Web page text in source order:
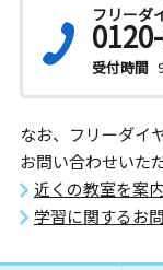
フリーダ
受付時間
なお、フリーダイ
お問い合わせいた
近くの教室を案
学習に関するお